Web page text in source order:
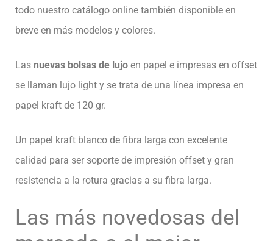
todo nuestro catálogo online también disponible en
breve en más modelos y colores.
Las nuevas bolsas de lujo en papel e impresas en offset
se llaman lujo light y se trata de una línea impresa en
papel kraft de 120 gr.
Un papel kraft blanco de fibra larga con excelente
calidad para ser soporte de impresión offset y gran
resistencia a la rotura gracias a su fibra larga.
Las más novedosas del